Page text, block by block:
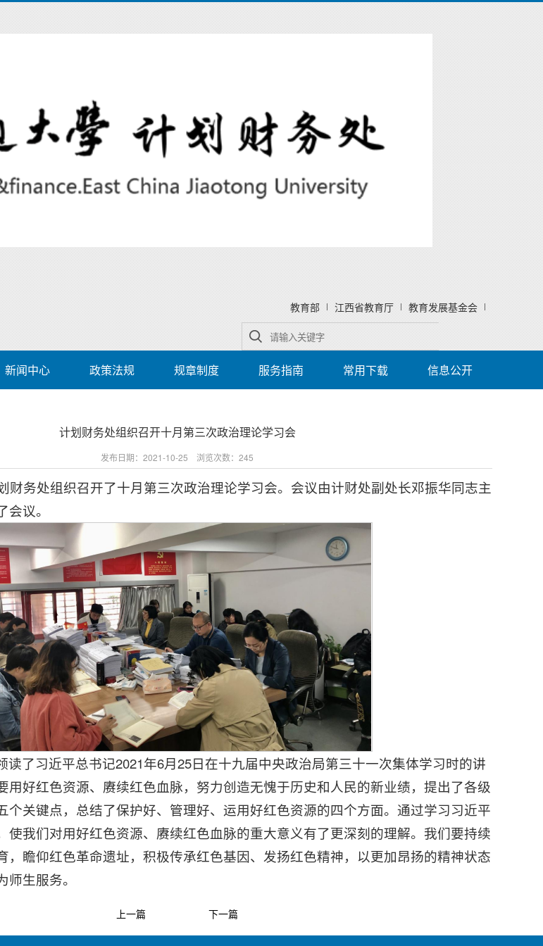
教育部 江西省教育厅 教育发展基金会
新闻中心 政策法规 规章制度 服务指南 常用下载 信息公开
计划财务处组织召开十月第三次政治理论学习会
发布日期：2021-10-25 浏览次数： 245
财务处组织召开了十月第三次政治理论学习会。会议由计财处副处长邓振华同志主
议。
读了习近平总书记2021年6月25日在十九届中央政治局第三十一次集体学习时的讲
用好红色资源、赓续红色血脉，努力创造无愧于历史和人民的新业绩，提出了各级
个关键点，总结了保护好、管理好、运用好红色资源的四个方面。通过学习习近平
使我们对用好红色资源、赓续红色血脉的重大意义有了更深刻的理解。我们要持续
，瞻仰红色革命遗址，积极传承红色基因、发扬红色精神，以更加昂扬的精神状态
生服务。
上一篇 下一篇